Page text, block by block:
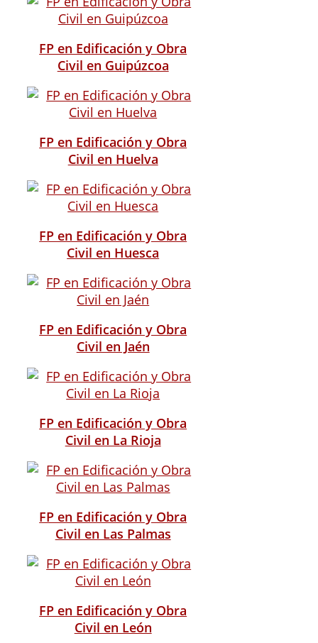
FP en Edificación y Obra
Civil en Guipúzcoa
FP en Edificación y Obra
Civil en Huelva
FP en Edificación y Obra
Civil en Huesca
FP en Edificación y Obra
Civil en Jaén
FP en Edificación y Obra
Civil en La Rioja
FP en Edificación y Obra
Civil en Las Palmas
FP en Edificación y Obra
Civil en León